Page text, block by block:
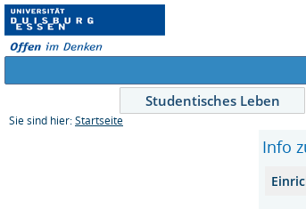
Studentisches Leben
Sie sind hier: Startseite
Info